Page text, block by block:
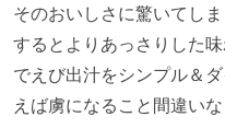
そのおいしさに驚いてし
するとよりあっさりした
でえび出汁をシンプル＆
えば虜になること間違いな